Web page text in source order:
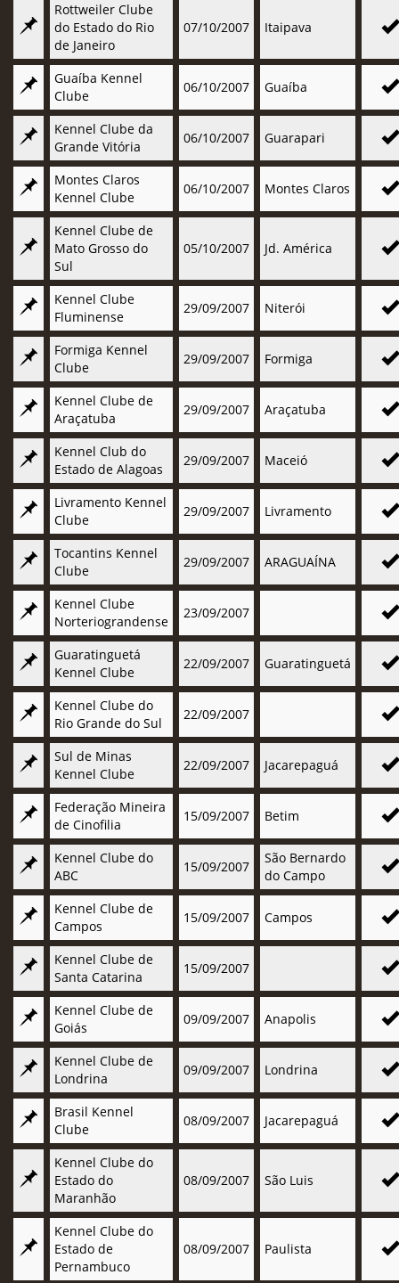
Rottweiler Clube
do Estado do Rio
de Janeiro
07/10/2007 Itaipava
Guaíba Kennel
Clube
06/10/2007 Guaíba
Kennel Clube da
Grande Vitória
06/10/2007 Guarapari
Montes Claros
Kennel Clube
06/10/2007 Montes Claros
Kennel Clube de
Mato Grosso do
Sul
05/10/2007 Jd. América
Kennel Clube
Fluminense
29/09/2007 Niterói
Formiga Kennel
Clube
29/09/2007 Formiga
Kennel Clube de
Araçatuba
29/09/2007 Araçatuba
Kennel Club do
Estado de Alagoas
29/09/2007 Maceió
Livramento Kennel
Clube
29/09/2007 Livramento
Tocantins Kennel
Clube
29/09/2007 ARAGUAÍNA
Kennel Clube
Norteriograndense
23/09/2007
Guaratinguetá
Kennel Clube
22/09/2007 Guaratinguetá
Kennel Clube do
Rio Grande do Sul
22/09/2007
Sul de Minas
Kennel Clube
22/09/2007 Jacarepaguá
Federação Mineira
de Cinofilia
15/09/2007 Betim
Kennel Clube do
ABC
15/09/2007
São Bernardo
do Campo
Kennel Clube de
Campos
15/09/2007 Campos
Kennel Clube de
Santa Catarina
15/09/2007
Kennel Clube de
Goiás
09/09/2007 Anapolis
Kennel Clube de
Londrina
09/09/2007 Londrina
Brasil Kennel
Clube
08/09/2007 Jacarepaguá
Kennel Clube do
Estado do
Maranhão
08/09/2007 São Luis
Kennel Clube do
Estado de
Pernambuco
08/09/2007 Paulista